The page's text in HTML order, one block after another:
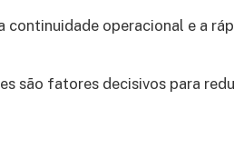
operacional e a
são fatores decisivos para